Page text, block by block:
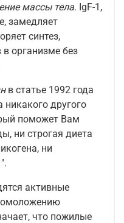
массы тела. IgF-1,
замедляет
синтез,
организме без
в статье 1992 года
никакого другого
поможет Вам
ни строгая диета
ни
активные
омоложению
что пожилые